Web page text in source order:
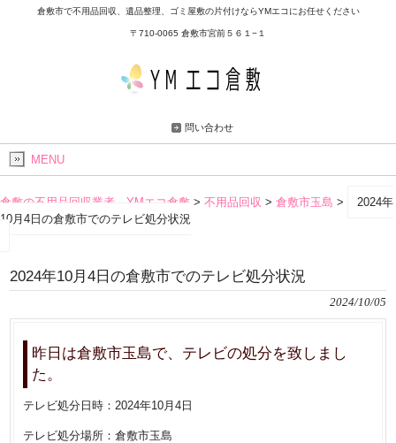
倉敷市で不用品回収、遺品整理、ゴミ屋敷の片付けならYMエコにお任せください
〒710-0065 倉敷市宮前５６１−１
問い合わせ
MENU
倉敷の不用品回収業者 YMエコ倉敷 > 不用品回収 > 倉敷市玉島 >
2024年
10月4日の倉敷市でのテレビ処分状況
2024年10月4日の倉敷市でのテレビ処分状況
2024/10/05
昨日は倉敷市玉島で、テレビの処分を致しまし
た。
テレビ処分日時：2024年10月4日
テレビ処分場所：倉敷市玉島